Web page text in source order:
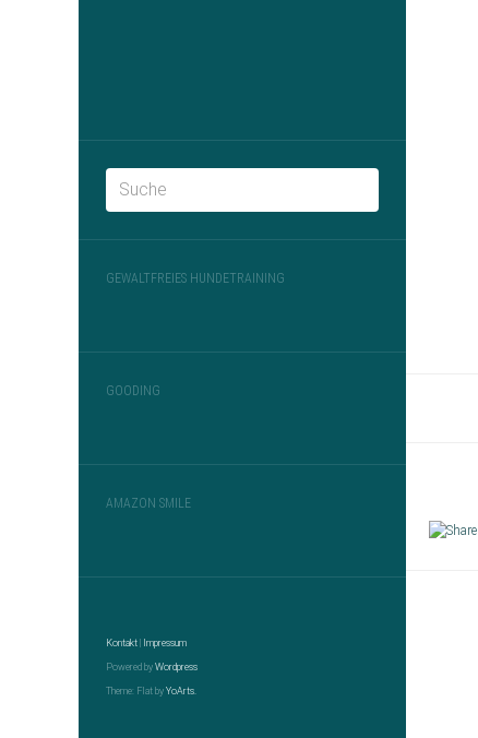
GEWALTFREIES HUNDETRAINING
GOODING
AMAZON SMILE
Kontakt Impressum
Powered by Wordpress
Theme: Flat by YoArts.